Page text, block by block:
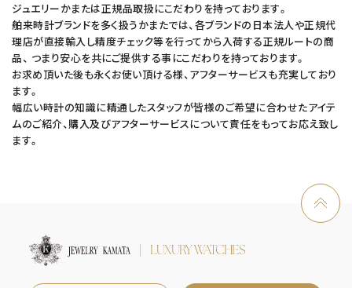
ジュエリーかまたは正規品取扱にこだわりを持っております。
舶来時計ブランドを多く扱うかまたでは、各ブランドの日本法人や正規代
理店が直接輸入し精度チェック等を行ってから入荷する正規ルートの商
品、 つまり安心を共にご提供する事にこだわりを持っております。
お求め頂いた後も永くお使い頂ける様、アフターサービスも充実しており
ます。
幅広い時計の知識に精通したスタッフが皆様のご希望に合わせたアイテ
ムのご紹介、購入及びアフターサービスについて責任をもってお応え致し
ます。
LUXURY WATCHES